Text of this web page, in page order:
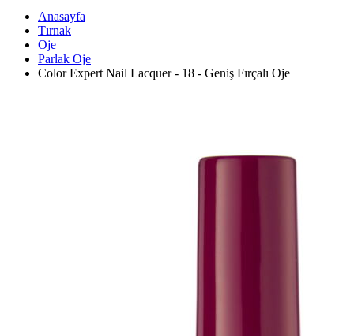
Anasayfa
Tırnak
Oje
Parlak Oje
Color Expert Nail Lacquer - 18 - Geniş Fırçalı Oje